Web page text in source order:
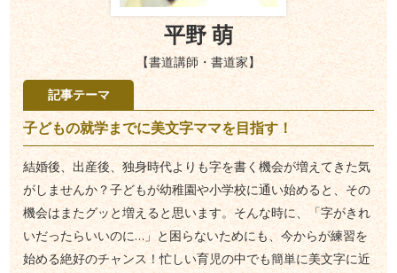
平野 萌
【書道講師・書道家】
記事テーマ
子どもの就学までに美文字ママを目指す！
結婚後、出産後、独身時代よりも字を書く機会が増えてきた気
がしませんか？子どもが幼稚園や小学校に通い始めると、その
機会はまたグッと増えると思います。そんな時に、「字がきれ
いだったらいいのに…」と困らないためにも、今からが練習を
始める絶好のチャンス！忙しい育児の中でも簡単に美文字に近